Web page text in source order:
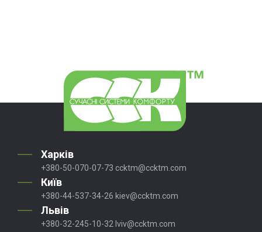
Харків
+380-50-070-07-73 ccktm@ccktm.com
Київ
+380-44-537-34-26 kiev@ccktm.com
Львів
+380-32-245-10-32 lviv@ccktm.com